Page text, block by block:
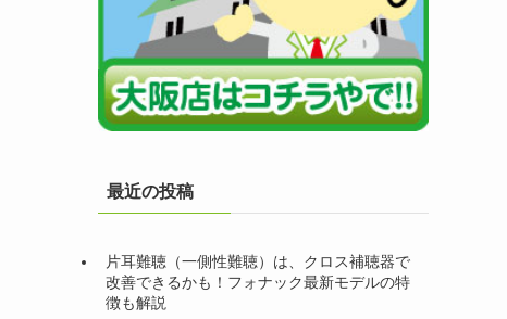
最近の投稿
片耳難聴（一側性難聴）は、クロス補聴器で
改善できるかも！フォナック最新モデルの特
徴も解説